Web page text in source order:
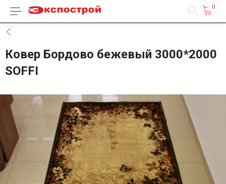
Каталог товаров 0
Ковер Бордово бежевый 3000*2000
SOFFI